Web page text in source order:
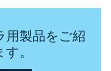
用製品をご紹
。